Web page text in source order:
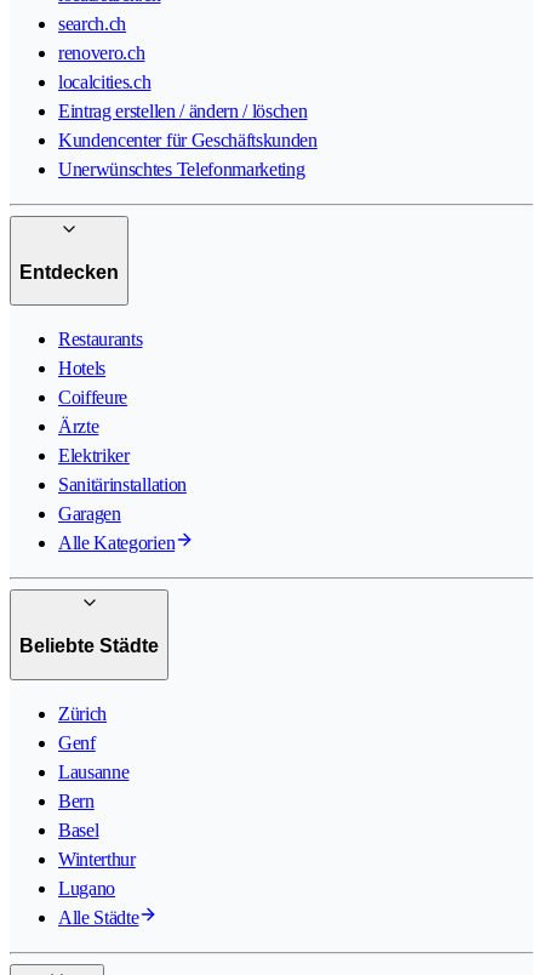
search.ch
renovero.ch
localcities.ch
Eintrag erstellen / ändern / löschen
Kundencenter für Geschäftskunden
Unerwünschtes Telefonmarketing
Entdecken
Restaurants
Hotels
Coiffeure
Ärzte
Elektriker
Sanitärinstallation
Garagen
Alle Kategorien
Beliebte Städte
Zürich
Genf
Lausanne
Bern
Basel
Winterthur
Lugano
Alle Städte